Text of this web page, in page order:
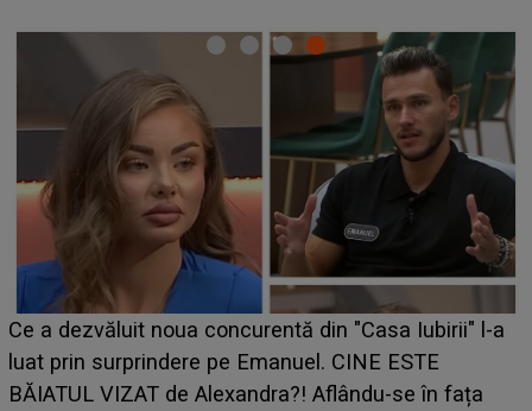
Ce a dezvăluit noua concurentă din "Casa Iubirii" l-a
luat prin surprindere pe Emanuel. CINE ESTE
BĂIATUL VIZAT de Alexandra?! Aflându-se în fața